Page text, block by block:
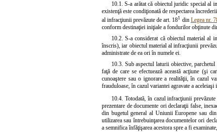
10.1. S-a arătat că obiectul juridic special al
existenţă este condiţionată de respectarea
al infracţiunii prevăzute de art. 181 din Legea nr.
conform destinaţiei iniţiale a fondurilor obţinute
10.2. S-a considerat că obiectul material al
înscris), iar obiectul material al infracţiunii
administrate de ea ori în numele ei.
10.3. Sub aspectul laturii obiective,
faţă de care se efectuează această acţiune (şi
cunoaştere sau o ignorare a realităţii, în cazul
frauduloase, în cazul variantei agravate a
10.4. Totodată, în cazul infracţiunii
prezentare de documente ori declaraţii false,
din bugetul general al Uniunii Europene sau
utilizarea sau întrebuinţarea documentelor ori
a semnifica înfăţişarea acestora spre a fi